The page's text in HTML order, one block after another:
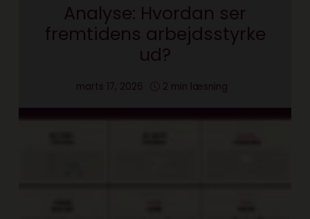
Analyse: Hvordan ser
fremtidens arbejdsstyrke
ud?
marts 17, 2026 2 min læsning